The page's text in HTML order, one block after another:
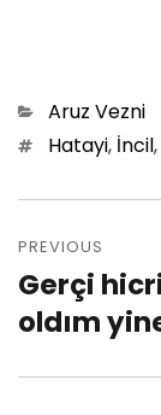
Categories
Aruz Vezni
TagsHatayi, İncil,
Post
PREVIOUS
Previous
post:
Gerçi
oldım